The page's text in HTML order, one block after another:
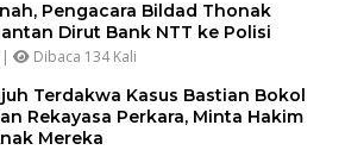
Pengacara Bildad Thonak
Dirut Bank NTT ke Polisi
Dibaca 134 Kali
Terdakwa Kasus Bastian Bokol
Rekayasa Perkara, Minta Hakim
Mereka